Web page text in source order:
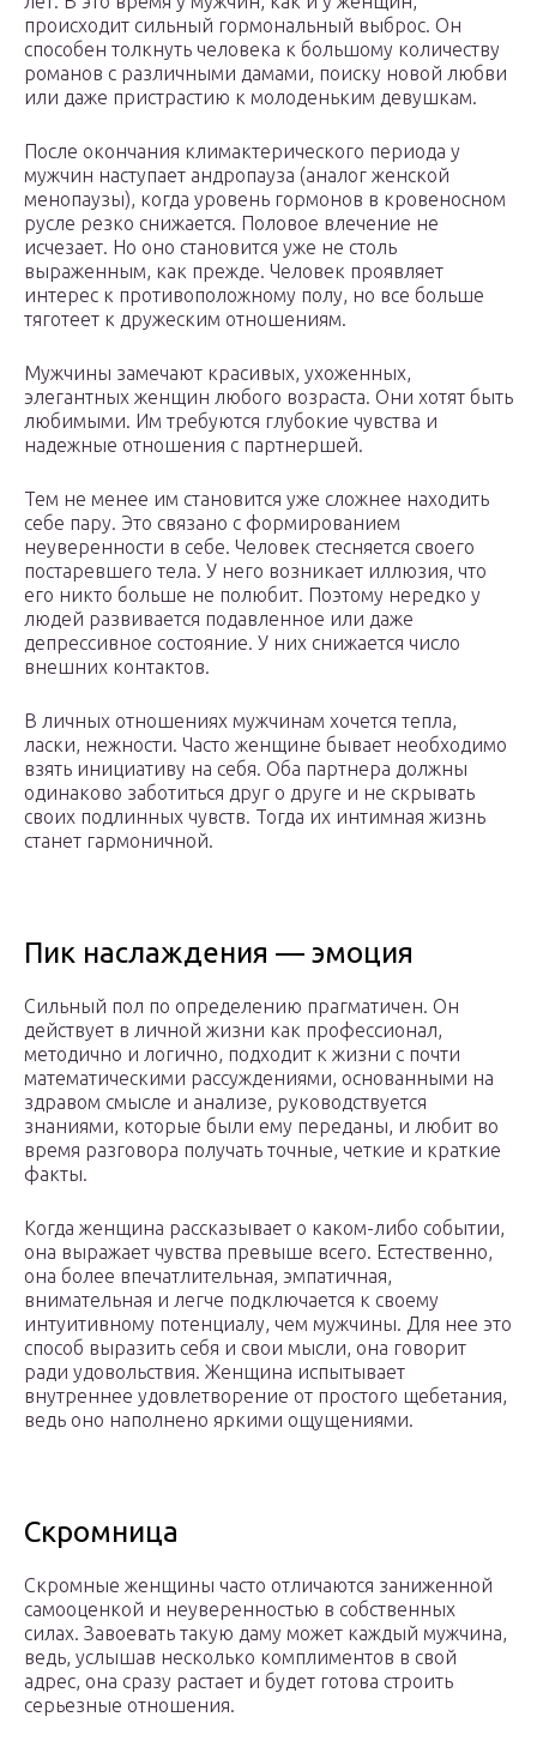
происходит сильный гормональный выброс. Он
способен толкнуть человека к большому количеству
романов с различными дамами, поиску новой любви
или даже пристрастию к молоденьким девушкам.
После окончания климактерического периода у
мужчин наступает андропауза (аналог женской
менопаузы), когда уровень гормонов в кровеносном
русле резко снижается. Половое влечение не
исчезает. Но оно становится уже не столь
выраженным, как прежде. Человек проявляет
интерес к противоположному полу, но все больше
тяготеет к дружеским отношениям.
Мужчины замечают красивых, ухоженных,
элегантных женщин любого возраста. Они хотят быть
любимыми. Им требуются глубокие чувства и
надежные отношения с партнершей.
Тем не менее им становится уже сложнее находить
себе пару. Это связано с формированием
неуверенности в себе. Человек стесняется своего
постаревшего тела. У него возникает иллюзия, что
его никто больше не полюбит. Поэтому нередко у
людей развивается подавленное или даже
депрессивное состояние. У них снижается число
внешних контактов.
В личных отношениях мужчинам хочется тепла,
ласки, нежности. Часто женщине бывает необходимо
взять инициативу на себя. Оба партнера должны
одинаково заботиться друг о друге и не скрывать
своих подлинных чувств. Тогда их интимная жизнь
станет гармоничной.
Пик наслаждения — эмоция
Сильный пол по определению прагматичен. Он
действует в личной жизни как профессионал,
методично и логично, подходит к жизни с почти
математическими рассуждениями, основанными на
здравом смысле и анализе, руководствуется
знаниями, которые были ему переданы, и любит во
время разговора получать точные, четкие и краткие
факты.
Когда женщина рассказывает о каком-либо событии,
она выражает чувства превыше всего. Естественно,
она более впечатлительная, эмпатичная,
внимательная и легче подключается к своему
интуитивному потенциалу, чем мужчины. Для нее это
способ выразить себя и свои мысли, она говорит
ради удовольствия. Женщина испытывает
внутреннее удовлетворение от простого щебетания,
ведь оно наполнено яркими ощущениями.
Скромница
Скромные женщины часто отличаются заниженной
самооценкой и неуверенностью в собственных
силах. Завоевать такую даму может каждый мужчина,
ведь, услышав несколько комплиментов в свой
адрес, она сразу растает и будет готова строить
серьезные отношения.